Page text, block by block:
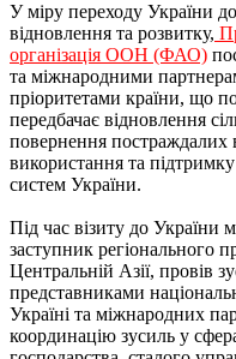
У міру переходу України
відновлення та розвитку,
організація ООН (ФАО)
та міжнародними
пріоритетами країни, що
передбачає відновлення
повернення постраждалих
використання та
систем України.
Під час візиту до
заступник регіонального
Центральній Азії, провів
представниками
Україні та міжнародних
координацію зусиль у